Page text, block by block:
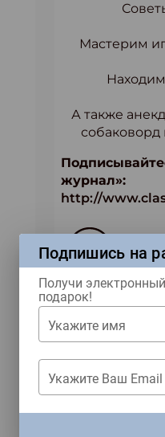
Мастерим
А также
собаковорд
журнал»:
http://
Ждем тебя в
Купить журнал
Подпишись на
Получи
подарок!
Укажите имя
Укажите Ваш Email